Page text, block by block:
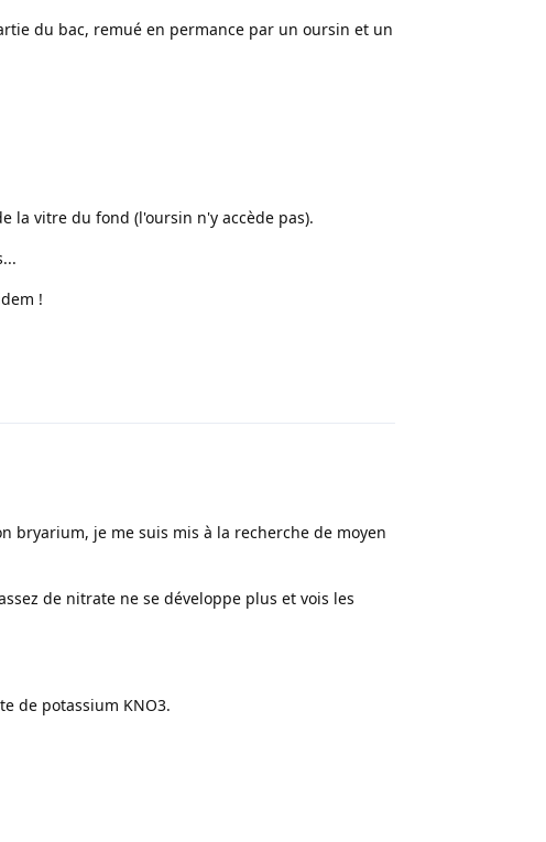
du bac, remué en permance par un oursin et un
la vitre du fond (l'oursin n'y accède pas).
!
bryarium, je me suis mis à la recherche de moyen
de nitrate ne se développe plus et vois les
de potassium KNO3.